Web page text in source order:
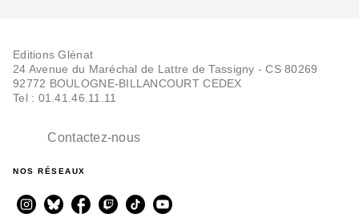
Editions Glénat
24 Avenue du Maréchal de Lattre de Tassigny - CS 80269
92772 BOULOGNE-BILLANCOURT CEDEX
Tel : 01.41.46.11.11
Contactez-nous
NOS RÉSEAUX